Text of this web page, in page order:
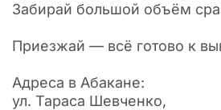
Забирай большой объём
Приезжай — всё готово к
Адреса в Абакане:
ул. Тараса Шевченко,